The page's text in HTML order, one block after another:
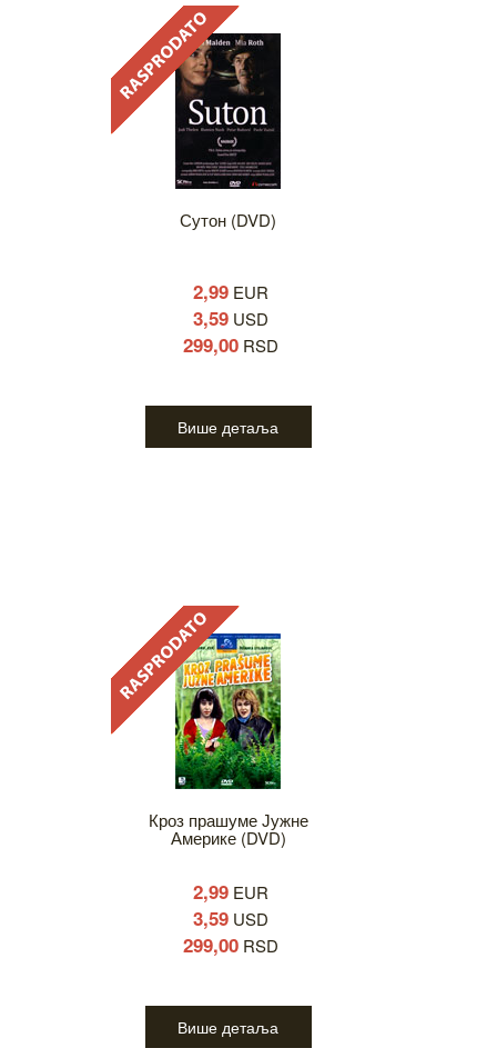
Сутон (DVD)
2,99 EUR
3,59 USD
299,00 RSD
Више детаља
Кроз прашуме Јужне
Америке (DVD)
2,99 EUR
3,59 USD
299,00 RSD
Више детаља